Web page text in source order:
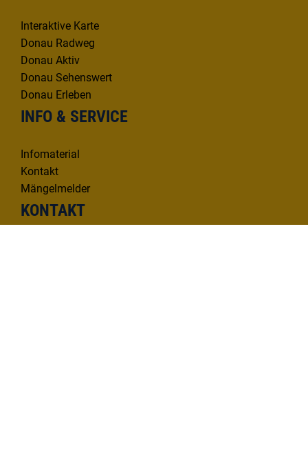
Interaktive Karte
Donau Radweg
Donau Aktiv
Donau Sehenswert
Donau Erleben
INFO & SERVICE
Infomaterial
Kontakt
Mängelmelder
KONTAKT